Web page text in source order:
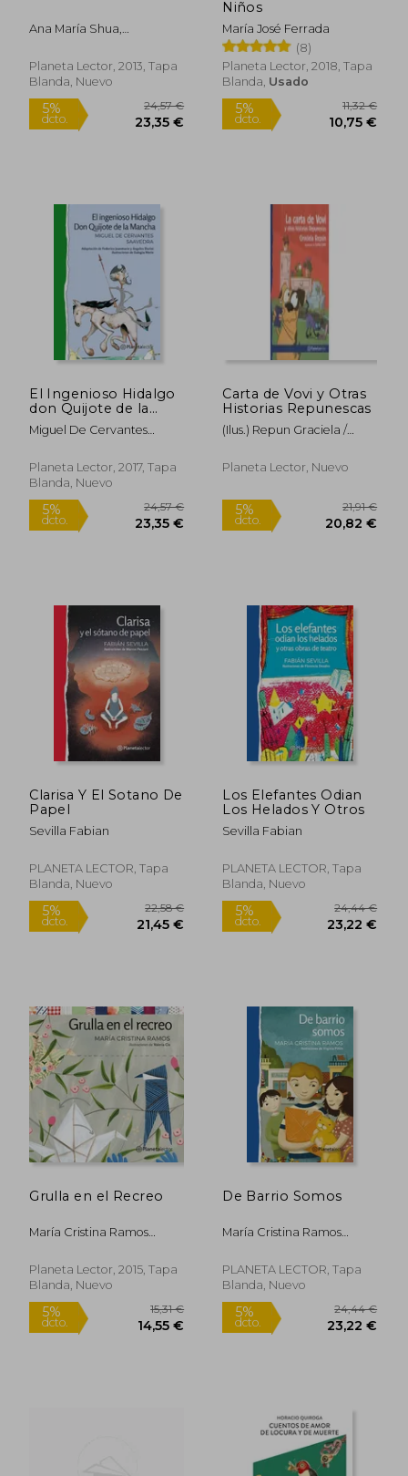
5% 5%
dcto.
Ana María Shua,
Planeta Lector, 2013, Tapa
Blanda, Nuevo
5%
Niños
María José Ferrada
(8)
Planeta Lector, 2018, Tapa
Blanda, Usado
El Ingenioso Hidalgo
don Quijote de la
Mancha
Miguel De Cervantes
Planeta Lector, 2017, Tapa
Blanda, Nuevo
5% 24,57 €
Carta de Vovi y Otras
Historias Repunescas
(Ilus.) Repun Graciela /
Planeta Lector, Nuevo
5%
Clarisa Y El Sotano De
Papel
Sevilla Fabian
PLANETA LECTOR, Tapa
Blanda, Nuevo
Los Elefantes Odian
Los Helados Y Otros
Sevilla Fabian
PLANETA LECTOR, Tapa
Blanda, Nuevo
Grulla en el Recreo
María Cristina Ramos
Planeta Lector, 2015, Tapa
Blanda, Nuevo
De Barrio Somos
María Cristina Ramos
PLANETA LECTOR, Tapa
Blanda, Nuevo